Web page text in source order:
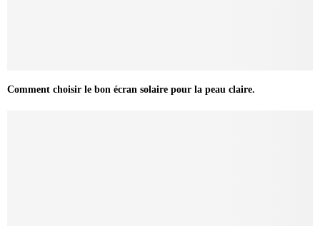
Comment choisir le bon écran solaire pour la peau claire.